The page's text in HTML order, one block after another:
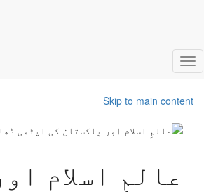
Toggle
Skip to main content
عالمِ اسلام اور